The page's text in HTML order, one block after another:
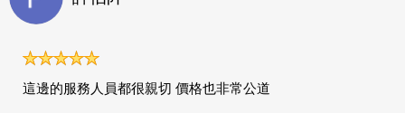
這邊的服務人員都很親切 價格也非常公道